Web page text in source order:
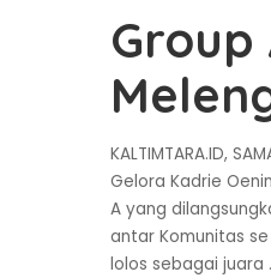
KALTIMTARA.ID,
Gelora Kadrie
A yang
antar Komunitas
lolos sebagai juara